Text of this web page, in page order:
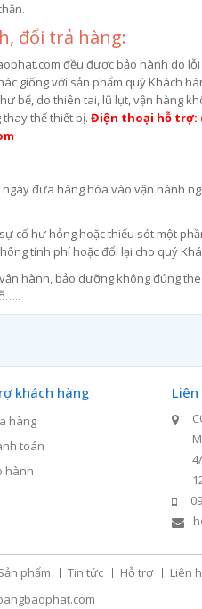
đổi trả hàng:
đều được bảo hành do
giống với sản phẩm quý Khách
bể, do thiên tai, lũ lụt, vận hàng
thế thiết bị. Điện thoại hỗ trợ:
đưa hàng hóa vào vận hành
cố hư hỏng hoặc thiếu sót một
tính phí hoặc đổi lại cho quý
hành, bảo dưỡng không đúng
khách hàng
hàng
toán
hành
Liên
phẩm Tin tức Hỗ trợ
Liên